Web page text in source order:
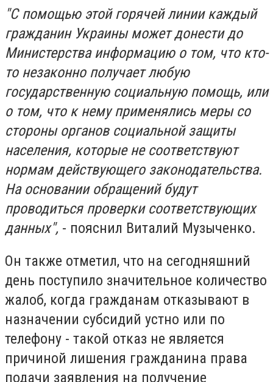
"С помощью этой горячей линии каждый
гражданин Украины может донести до
Министерства информацию о том, что кто-
то незаконно получает любую
государственную социальную помощь, или
о том, что к нему применялись меры со
стороны органов социальной защиты
населения, которые не соответствуют
нормам действующего законодательства.
На основании обращений будут
проводиться проверки соответствующих
данных", - пояснил Виталий Музыченко.
Он также отметил, что на сегодняшний
день поступило значительное количество
жалоб, когда гражданам отказывают в
назначении субсидий устно или по
телефону - такой отказ не является
причиной лишения гражданина права
подачи заявления на получение